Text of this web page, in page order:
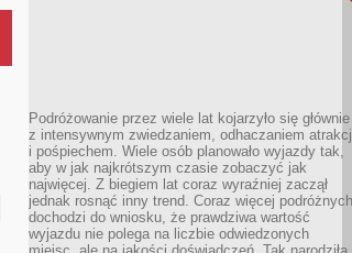
Podróżowanie przez wiele lat kojarzyło się głównie
z intensywnym zwiedzaniem, odhaczaniem
i pośpiechem. Wiele osób planowało wyjazdy tak,
aby w jak najkrótszym czasie zobaczyć jak
najwięcej. Z biegiem lat coraz wyraźniej zaczął
jednak rosnąć inny trend. Coraz więcej podróżnych
dochodzi do wniosku, że prawdziwa wartość
wyjazdu nie polega na liczbie odwiedzonych